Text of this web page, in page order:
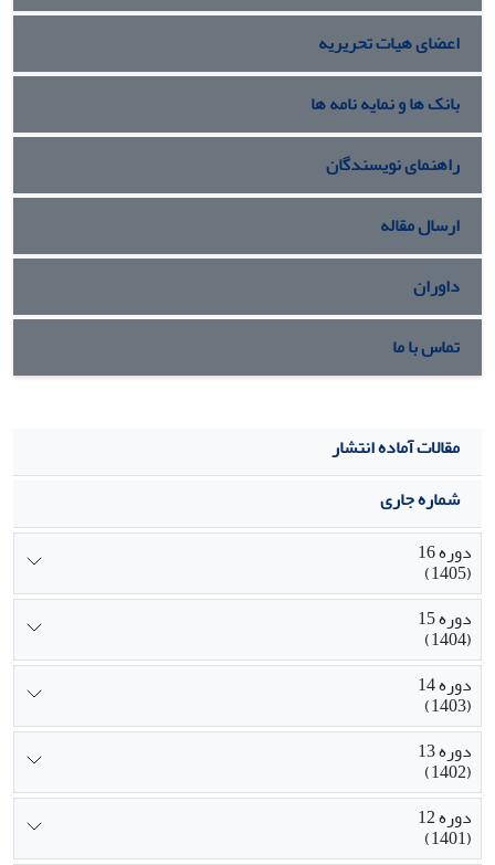
اعضای هیات تحریریه
بانک ها و نمایه نامه ها
راهنمای نویسندگان
ارسال مقاله
داوران
تماس با ما
مقالات آماده انتشار
شماره جاری
دوره 16
(1405)
دوره 15
(1404)
دوره 14
(1403)
دوره 13
(1402)
دوره 12
(1401)